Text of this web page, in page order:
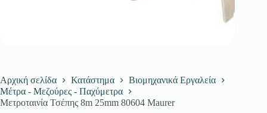
Αρχική σελίδα Κατάστημα
Βιομηχανικά Εργαλεία
Μέτρα - Μεζούρες - Παχύμετρα
Μετροταινία Τσέπης 8m 25mm 80604 Maurer